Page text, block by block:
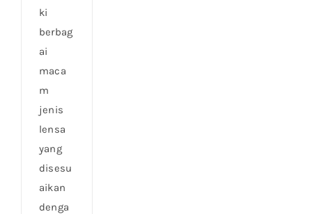
ki
berbag
ai
maca
m
jenis
lensa
yang
disesu
aikan
denga